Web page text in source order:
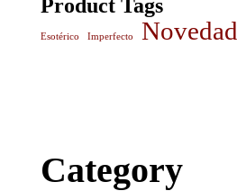
Product Tags
Esotérico Imperfecto Novedad
Category